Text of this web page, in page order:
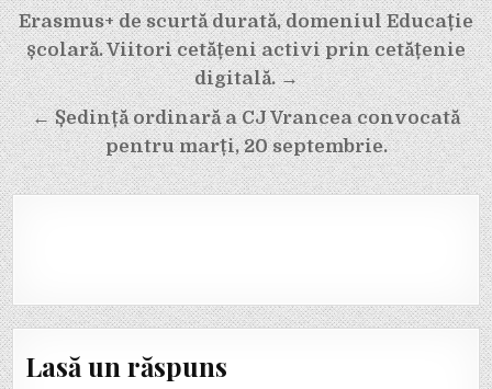
Navigare
în
articole
Erasmus+ de scurtă durată, domeniul Educație
școlară. Viitori cetățeni activi prin cetățenie
digitală. →
← Ședință ordinară a CJ Vrancea convocată
pentru marți, 20 septembrie.
Lasă un răspuns